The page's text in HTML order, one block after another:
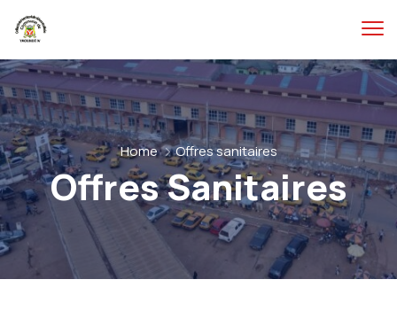
Home Offres sanitaires
Offres Sanitaires